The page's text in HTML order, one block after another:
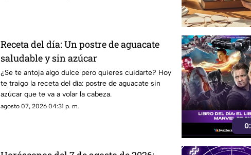
Receta del día: Un postre de aguacate
saludable y sin azúcar
¿Se te antoja algo dulce pero quieres cuidarte? Hoy
te traigo la receta del día: postre de aguacate sin
azúcar que te va a volar la cabeza.
agosto 07, 2026 04:31 p. m.